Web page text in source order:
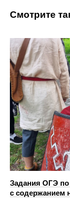
Смотрите
Задания ОГЭ по
с содержанием